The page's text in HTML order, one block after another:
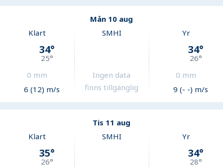
Mån 10 aug
Klart
34°
25°
0 mm
6 (12) m/s
SMHI
Ingen data
finns tillgänglig
Yr
34°
26°
0 mm
9 (- -) m/s
Tis 11 aug
Klart
35°
26°
SMHI Yr
34°
28°